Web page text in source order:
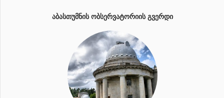
ᲐᲑᲐᲡᲗᲣᲛᲜᲘᲡ ᲝᲑᲡᲔᲠᲕᲐᲢᲝᲠᲘᲘᲡ ᲒᲕᲔᲠᲓᲘ